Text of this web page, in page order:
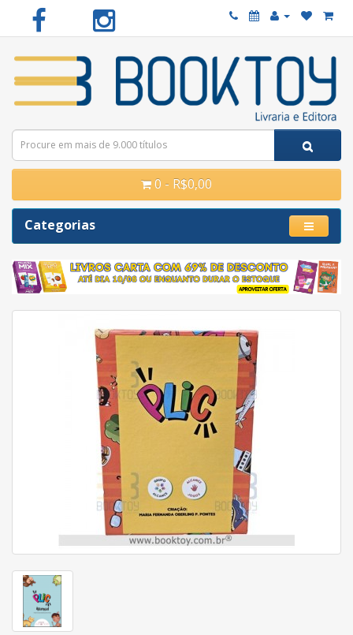
0 - R$0,00
Categorias